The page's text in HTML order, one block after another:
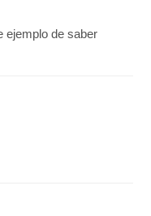
ejemplo de saber